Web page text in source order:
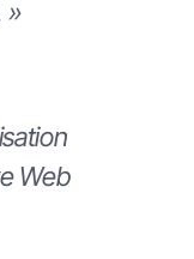
»
Web